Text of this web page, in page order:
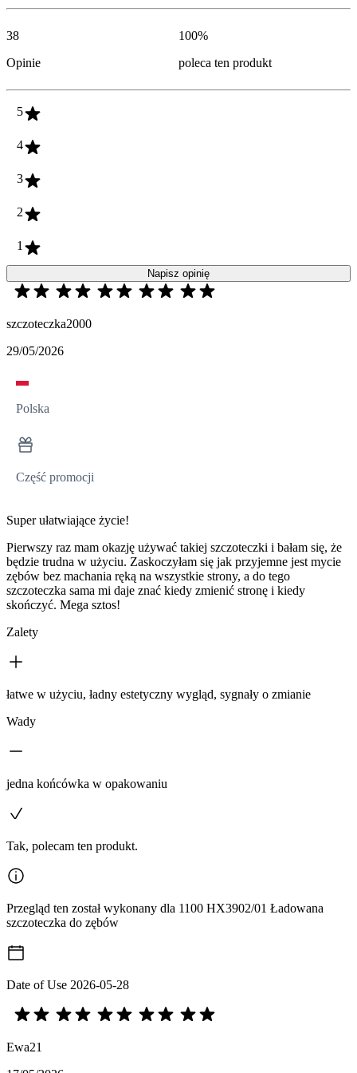
38
Opinie
100%
poleca ten produkt
5
4
3
2
1
Napisz opinię
szczoteczka2000
29/05/2026
Polska
Część promocji
Super ułatwiające życie!
Pierwszy raz mam okazję używać takiej szczoteczki i bałam się, że
będzie trudna w użyciu. Zaskoczyłam się jak przyjemne jest mycie
zębów bez machania ręką na wszystkie strony, a do tego
szczoteczka sama mi daje znać kiedy zmienić stronę i kiedy
skończyć. Mega sztos!
Zalety
łatwe w użyciu, ładny estetyczny wygląd, sygnały o zmianie
Wady
jedna końcówka w opakowaniu
Tak, polecam ten produkt.
Przegląd ten został wykonany dla 1100 HX3902/01 Ładowana
szczoteczka do zębów
Date of Use 2026-05-28
Ewa21